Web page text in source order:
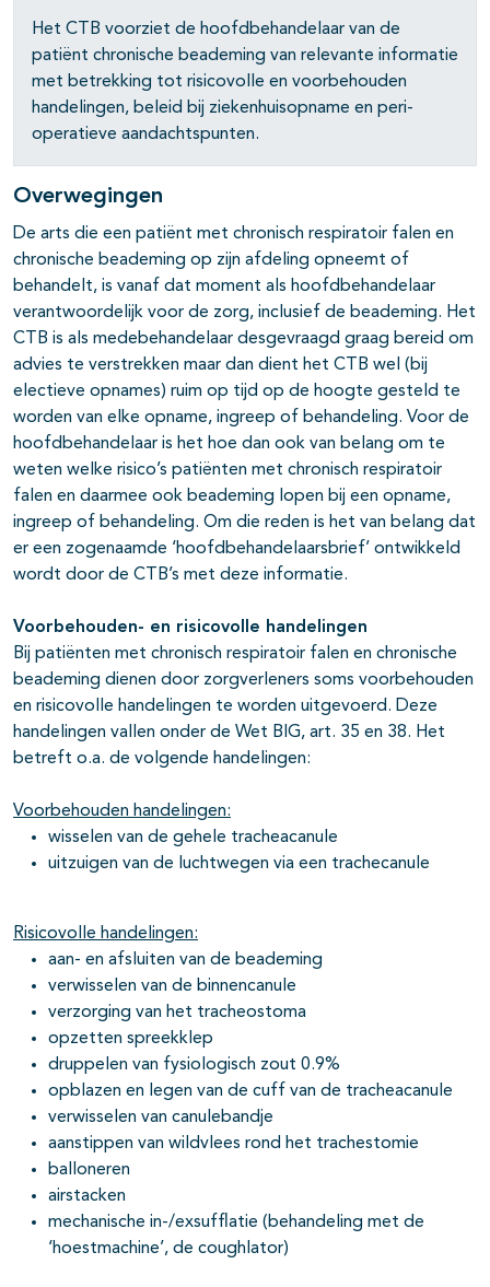
open- en dichtklappen
open- en dichtklappen
open- en dichtklappen
Het CTB voorziet de hoofdbehandelaar van de
patiënt chronische beademing van relevante informatie
met betrekking tot risicovolle en voorbehouden
handelingen, beleid bij ziekenhuisopname en peri-
operatieve aandachtspunten.
Overwegingen
De arts die een patiënt met chronisch respiratoir falen en
chronische beademing op zijn afdeling opneemt of
behandelt, is vanaf dat moment als hoofdbehandelaar
verantwoordelijk voor de zorg, inclusief de beademing. Het
CTB is als medebehandelaar desgevraagd graag bereid om
advies te verstrekken maar dan dient het CTB wel (bij
electieve opnames) ruim op tijd op de hoogte gesteld te
worden van elke opname, ingreep of behandeling. Voor de
hoofdbehandelaar is het hoe dan ook van belang om te
weten welke risico’s patiënten met chronisch respiratoir
falen en daarmee ook beademing lopen bij een opname,
ingreep of behandeling. Om die reden is het van belang dat
er een zogenaamde ‘hoofdbehandelaarsbrief’ ontwikkeld
wordt door de CTB’s met deze informatie.
Voorbehouden- en risicovolle handelingen
Bij patiënten met chronisch respiratoir falen en chronische
beademing dienen door zorgverleners soms voorbehouden
en risicovolle handelingen te worden uitgevoerd. Deze
handelingen vallen onder de Wet BIG, art. 35 en 38. Het
betreft o.a. de volgende handelingen:
Voorbehouden handelingen:
wisselen van de gehele tracheacanule
uitzuigen van de luchtwegen via een trachecanule
Risicovolle handelingen:
aan- en afsluiten van de beademing
verwisselen van de binnencanule
verzorging van het tracheostoma
opzetten spreekklep
druppelen van fysiologisch zout 0.9%
opblazen en legen van de cuff van de tracheacanule
verwisselen van canulebandje
aanstippen van wildvlees rond het trachestomie
balloneren
airstacken
mechanische in-/exsufflatie (behandeling met de
‘hoestmachine’, de coughlator)